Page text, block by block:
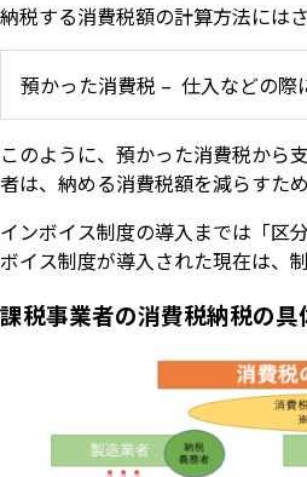
納税する消費税額の計算方法には
預かった消費税 – 仕入などの際
このように、預かった消費税から
者は、納める消費税額を減らすた
インボイス制度の導入までは「区
ボイス制度が導入された現在は、
課税事業者の消費税納税の具